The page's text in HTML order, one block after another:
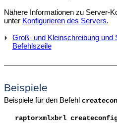
Nähere Informationen zu Server-
unter Konfigurieren des Servers.
Groß- und Kleinschreibung und
Befehlszeile
Beispiele
Beispiele für den Befehl
raptorxmlxbrl